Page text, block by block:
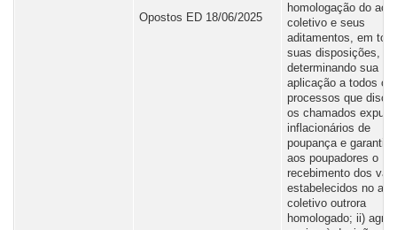
Opostos ED 18/06/2025
homologação do
coletivo e seus
aditamentos, em
suas disposições,
determinando sua
aplicação a todos os
processos que
os chamados
inflacionários de
poupança e
aos poupadores o
recebimento dos
estabelecidos no
coletivo outrora
homologado; ii)